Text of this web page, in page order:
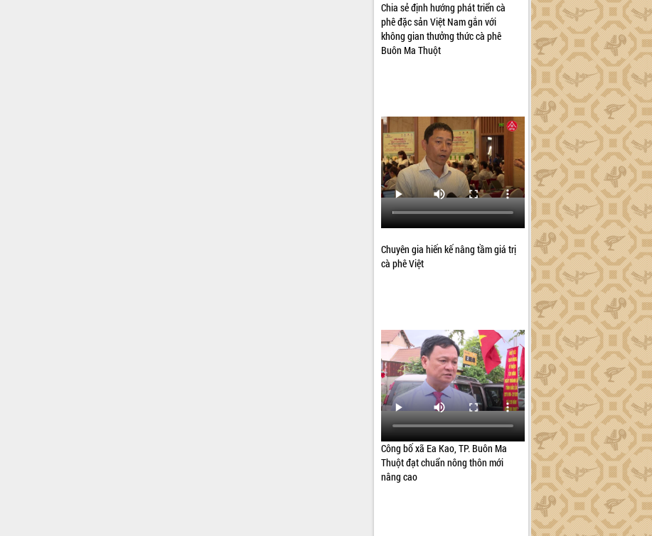
Chia sẻ định hướng phát triển cà
phê đặc sản Việt Nam gắn với
không gian thưởng thức cà phê
Buôn Ma Thuột
Chuyên gia hiến kế nâng tầm giá trị
cà phê Việt
Công bố xã Ea Kao, TP. Buôn Ma
Thuột đạt chuẩn nông thôn mới
nâng cao